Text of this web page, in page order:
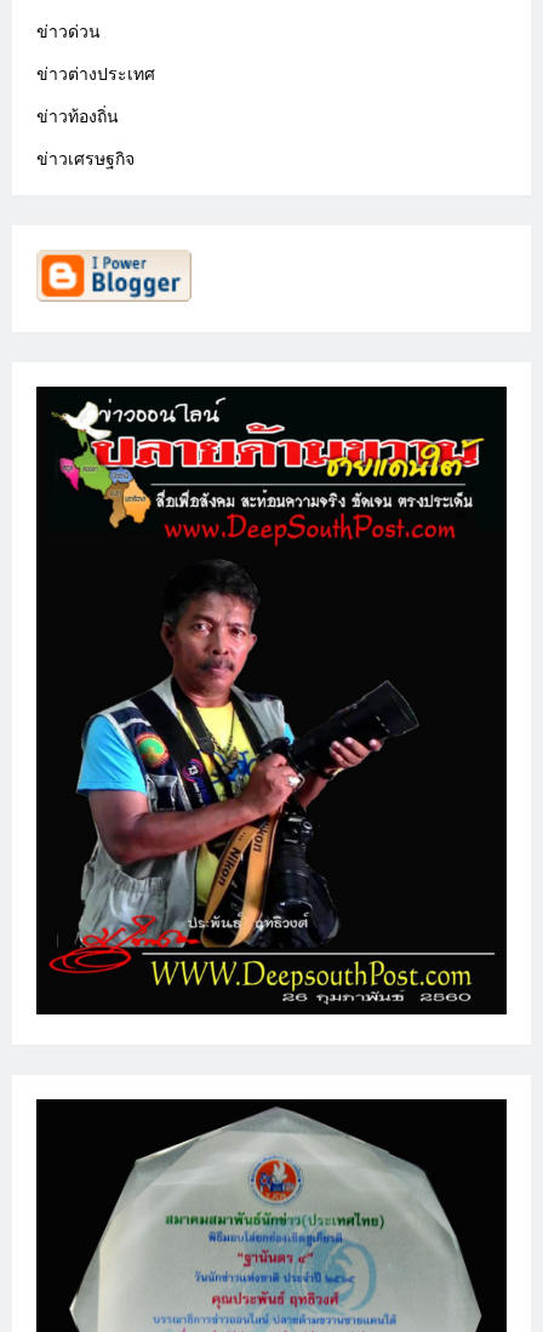
ข่าวด่วน
ข่าวต่างประเทศ
ข่าวท้องถิ่น
ข่าวเศรษฐกิจ